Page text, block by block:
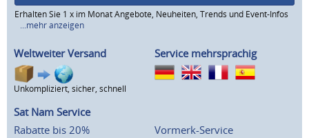
Erhalten Sie 1 x im Monat Angebote, Neuheiten, Trends und Event-Infos
...mehr anzeigen
Weltweiter Versand
Unkompliziert, sicher, schnell
Service mehrsprachig
Sat Nam Service
Rabatte bis 20%
Vormerk-Service